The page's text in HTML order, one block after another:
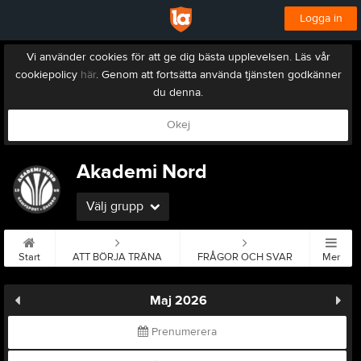
Logga in
Vi använder cookies för att ge dig bästa upplevelsen. Läs vår
cookiepolicy här. Genom att fortsätta använda tjänsten godkänner
du denna.
Okej
Akademi Nord
Välj grupp
Start ATT BÖRJA TRÄNA FRÅGOR OCH SVAR Mer
Maj 2026
Prenumerera